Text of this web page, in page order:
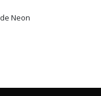
Neon